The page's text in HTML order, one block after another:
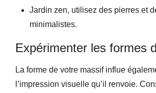
Jardin zen, utilisez des pierres et
minimalistes.
Expérimenter les formes
La forme de votre massif influe
l’impression visuelle qu’il renvoie.